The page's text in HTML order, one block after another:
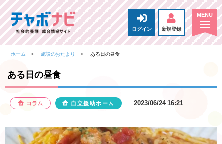
ログイン 新規登録
ホーム 施設のおたより ある日の昼食
ある日の昼食
コラム 自立援助ホーム 2023/06/24 16:21